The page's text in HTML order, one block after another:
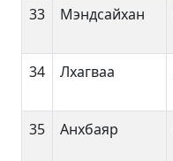
33
Мэндсайхан
34
Лхагваа
35
Анхбаяр